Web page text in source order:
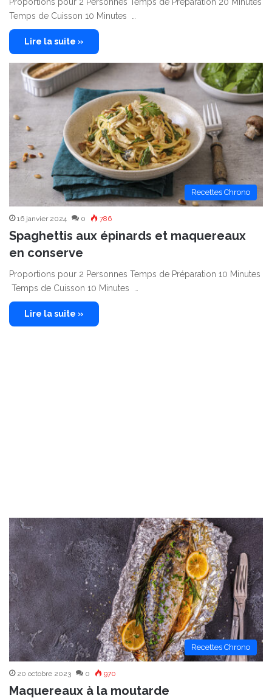
Temps de Cuisson 10 Minutes …
Lire la suite »
Recettes Chrono
16 janvier 2024 0 786
Spaghettis aux épinards et maquereaux
en conserve
Proportions pour 2 Personnes Temps de Préparation 10 Minutes
Temps de Cuisson 10 Minutes …
Lire la suite »
Recettes Chrono
20 octobre 2023 0 970
Maquereaux à la moutarde